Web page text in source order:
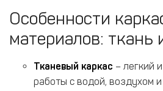
Особенности
материалов: ткань
Тканевый каркас – легкий
работы с водой, воздухом